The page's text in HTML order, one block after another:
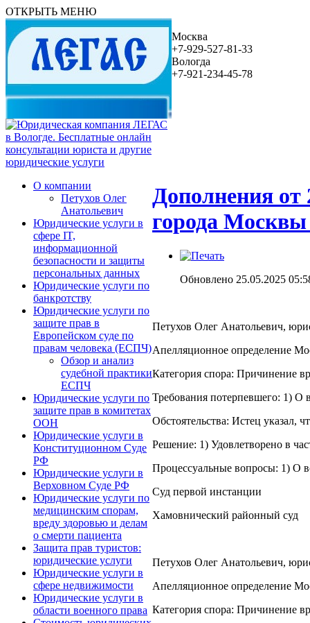
ОТКРЫТЬ МЕНЮ
Москва
+7-929-527-81-33
Вологда
+7-921-234-45-78
О компании
Петухов Олег
Анатольевич
Юридические услуги в
сфере IT,
информационной
безопасности и защиты
персональных данных
Юридические услуги по
банкротству
Юридические услуги по
защите прав в
Европейском суде по
правам человека (ЕСПЧ)
Обзор и анализ
судебной практики
ЕСПЧ
Юридические услуги по
защите прав в комитетах
ООН
Юридические услуги в
Конституционном Суде
РФ
Юридические услуги в
Верховном Суде РФ
Юридические услуги по
медицинским спорам,
вреду здоровью и делам
о смерти пациента
Защита прав туристов:
юридические услуги
Юридические услуги в
сфере недвижимости
Юридические услуги в
области военного права
Дополнения от
города
Обновлено 25.05.2025
Петухов Олег Анатольевич,
Апелляционное определение
Категория спора: Причинение
Требования потерпевшего: 1) О
Обстоятельства: Истец указал,
Решение: 1) Удовлетворено в
Процессуальные вопросы: 1) О
Суд первой инстанции
Хамовнический районный суд
Петухов Олег Анатольевич,
Апелляционное определение
Категория спора: Причинение